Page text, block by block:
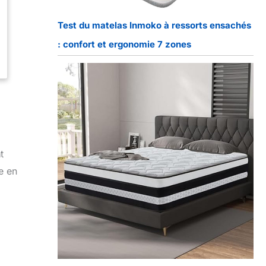
en
Test du matelas Inmoko à ressorts ensachés
: confort et ergonomie 7 zones